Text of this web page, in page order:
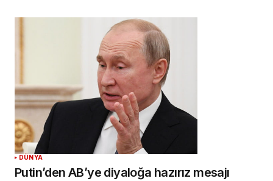
DÜNYA
Putin’den AB’ye diyaloğa hazırız mesajı